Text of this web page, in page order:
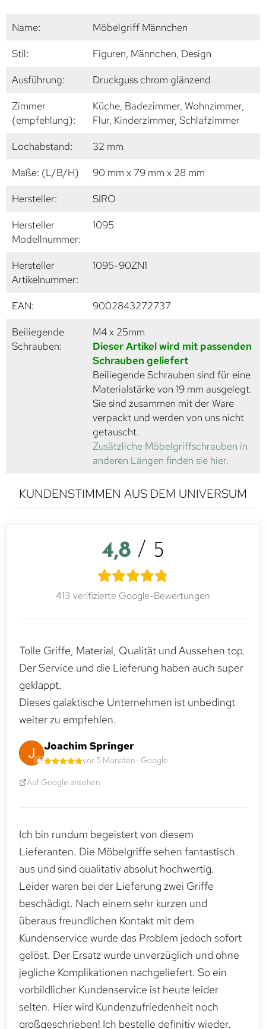
Name:
Möbelgriff Männchen
Stil:
Figuren, Männchen, Design
Ausführung:
Druckguss chrom glänzend
Zimmer
(empfehlung):
Küche, Badezimmer, Wohnzimmer,
Flur, Kinderzimmer, Schlafzimmer
Lochabstand:
32 mm
Maße: (L/B/H)
90 mm x 79 mm x 28 mm
Hersteller:
SIRO
Hersteller
Modellnummer:
1095
Hersteller
Artikelnummer:
1095-90ZN1
EAN:
9002843272737
Beiliegende
Schrauben:
M4 x 25mm
Dieser Artikel wird mit passenden
Schrauben geliefert
Beiliegende Schrauben sind für eine
Materialstärke von 19 mm ausgelegt.
Sie sind zusammen mit der Ware
verpackt und werden von uns nicht
getauscht.
Zusätzliche Möbelgriffschrauben in
anderen Längen finden sie hier.
KUNDENSTIMMEN AUS DEM UNIVERSUM
4,8 / 5
413 verifizierte Google-Bewertungen
Tolle Griffe, Material, Qualität und Aussehen top.
Der Service und die Lieferung haben auch super
geklappt.
Dieses galaktische Unternehmen ist unbedingt
weiter zu empfehlen.
Joachim Springer
vor 5 Monaten · Google
Auf Google ansehen
Ich bin rundum begeistert von diesem
Lieferanten. Die Möbelgriffe sehen fantastisch
aus und sind qualitativ absolut hochwertig.
Leider waren bei der Lieferung zwei Griffe
beschädigt. Nach einem sehr kurzen und
überaus freundlichen Kontakt mit dem
Kundenservice wurde das Problem jedoch sofort
gelöst. Der Ersatz wurde unverzüglich und ohne
jegliche Komplikationen nachgeliefert. So ein
vorbildlicher Kundenservice ist heute leider
selten. Hier wird Kundenzufriedenheit noch
großgeschrieben! Ich bestelle definitiv wieder.